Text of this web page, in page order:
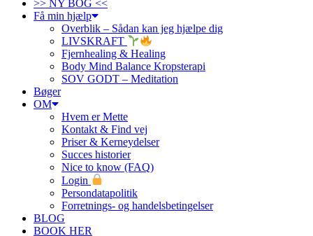
>> NY BOG <<
Få min hjælp
Overblik – Sådan kan jeg hjælpe dig
LIVSKRAFT
Fjernhealing & Healing
Body Mind Balance Kropsterapi
SOV GODT – Meditation
Bøger
OM
Hvem er Mette
Kontakt & Find vej
Priser & Kerneydelser
Succes historier
Nice to know (FAQ)
Login
Persondatapolitik
Forretnings- og handelsbetingelser
BLOG
BOOK HER